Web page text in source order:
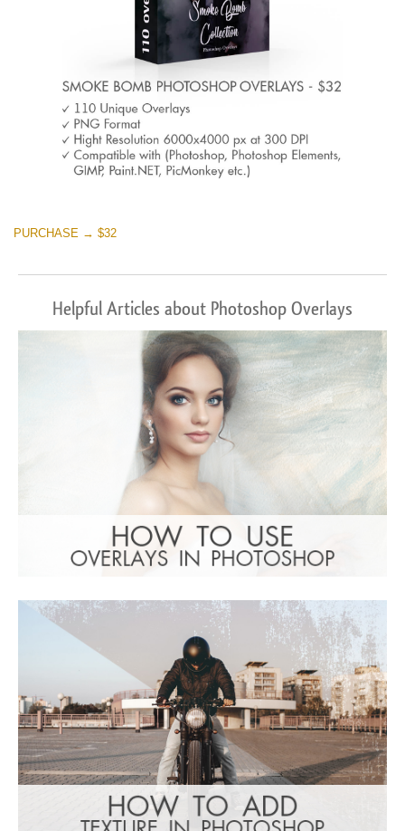
PURCHASE → $32
Helpful Articles about Photoshop Overlays